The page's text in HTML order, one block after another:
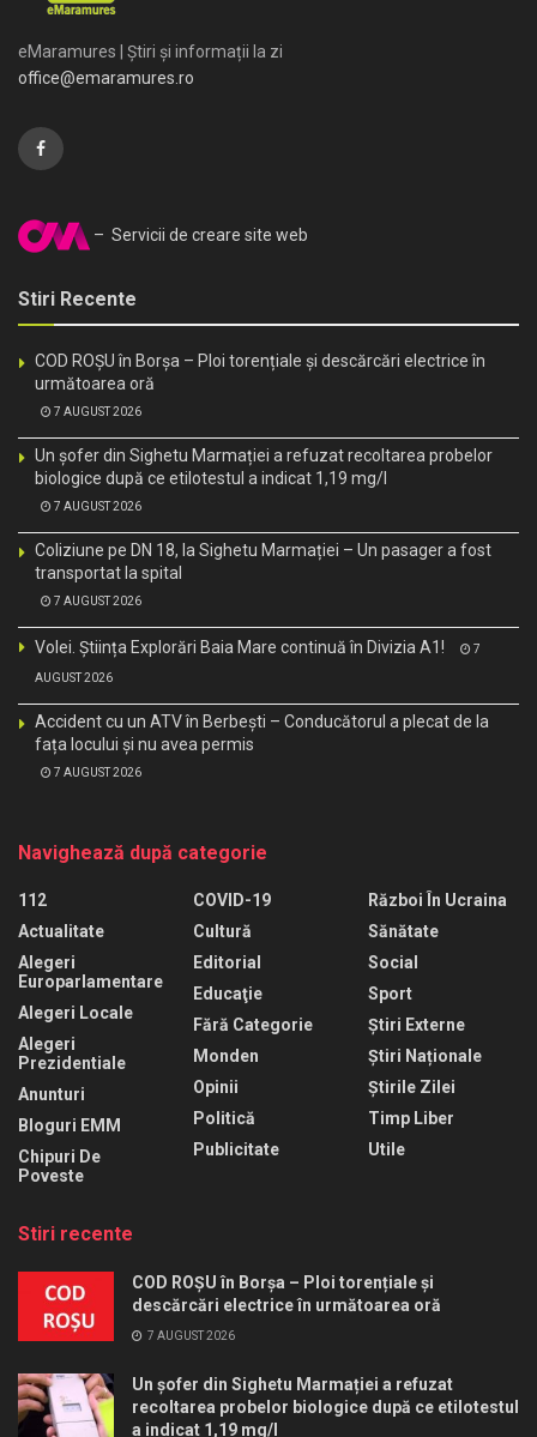
eMaramures | Știri și informații la zi
office@emaramures.ro
– Servicii de creare site web
Stiri Recente
COD ROȘU în Borșa – Ploi torențiale și descărcări electrice în
următoarea oră
7 AUGUST 2026
Un șofer din Sighetu Marmației a refuzat recoltarea probelor
biologice după ce etilotestul a indicat 1,19 mg/l
7 AUGUST 2026
Coliziune pe DN 18, la Sighetu Marmației – Un pasager a fost
transportat la spital
7 AUGUST 2026
Volei. Știința Explorări Baia Mare continuă în Divizia A1! 7
AUGUST 2026
Accident cu un ATV în Berbești – Conducătorul a plecat de la
fața locului și nu avea permis
7 AUGUST 2026
Navighează după categorie
112
Actualitate
Alegeri
Europarlamentare
Alegeri Locale
Alegeri
Prezidentiale
Anunturi
Bloguri EMM
Chipuri De
Poveste
COVID-19
Cultură
Editorial
Educaţie
Fără Categorie
Monden
Opinii
Politică
Publicitate
Război În Ucraina
Sănătate
Social
Sport
Știri Externe
Știri Naționale
Știrile Zilei
Timp Liber
Utile
Stiri recente
COD ROȘU în Borșa – Ploi torențiale și
descărcări electrice în următoarea oră
7 AUGUST 2026
Un șofer din Sighetu Marmației a refuzat
recoltarea probelor biologice după ce etilotestul
a indicat 1,19 mg/l